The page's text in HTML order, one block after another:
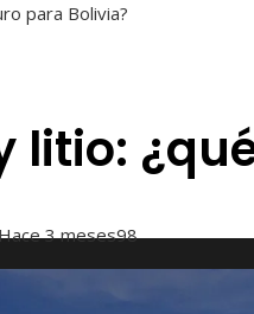
para Bolivia?
litio:
3 meses98